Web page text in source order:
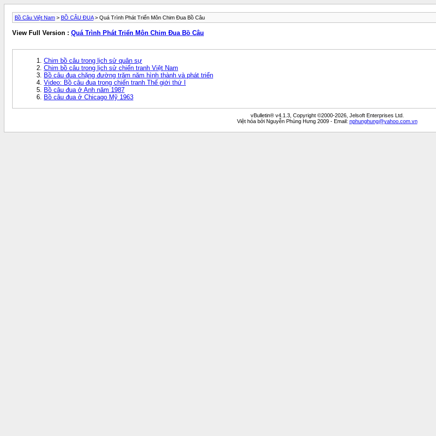
Bồ Câu Việt Nam > BỒ CÂU ĐUA> Quá Trình Phát Triển Môn Chim Đua Bồ Câu
View Full Version : Quá Trình Phát Triển Môn Chim Đua Bồ Câu
Chim bồ câu trong lịch sử quân sự
Chim bồ câu trong lịch sử chiến tranh Việt Nam
Bồ câu đua chặng đường trăm năm hình thành và phát triển
Video: Bồ câu đua trong chiến tranh Thế giới thứ I
Bồ câu đua ở Anh năm 1987
Bồ câu đua ở Chicago Mỹ 1963
vBulletin® v4.1.3, Copyright ©2000-2026, Jelsoft Enterprises Ltd.
Việt hóa bởi Nguyễn Phùng Hưng 2009 - Email: nphunghung@yahoo.com.vn